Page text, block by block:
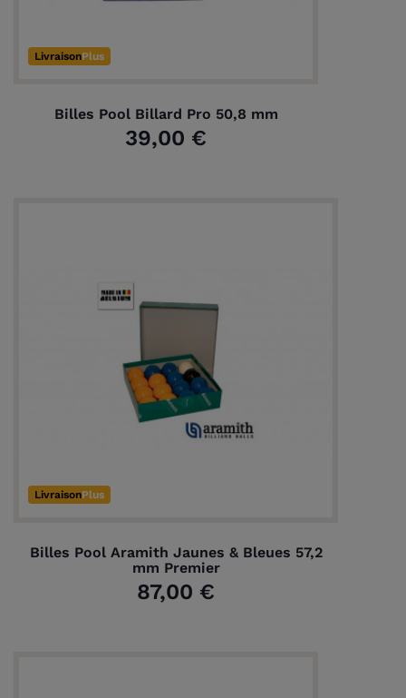
LivraisonPlus
Billes Pool Billard Pro 50,8 mm
39,00 €
LivraisonPlus
Billes Pool Aramith Jaunes & Bleues 57,2
mm Premier
87,00 €